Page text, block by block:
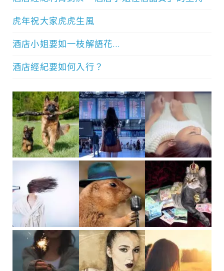
虎年祝大家虎虎生風
酒店小姐要如一枝解語花…
酒店經紀要如何入行？